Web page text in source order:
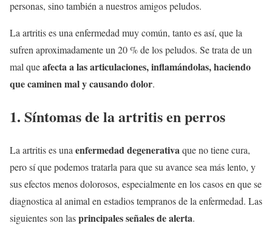
personas, sino también a nuestros amigos peludos.
La artritis es una enfermedad muy común, tanto es así, que la
sufren aproximadamente un 20 % de los peludos. Se trata de un
mal queafecta a las articulaciones, inflamándolas, haciendo
que caminen mal y causando dolor.
1. Síntomas de la artritis en perros
La artritis es unaenfermedad degenerativaque no tiene cura,
pero sí que podemos tratarla para que su avance sea más lento, y
sus efectos menos dolorosos, especialmente en los casos en que se
diagnostica al animal en estadios tempranos de la enfermedad. Las
siguientes son lasprincipales señales de alerta.